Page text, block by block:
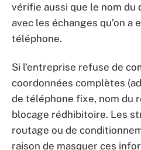
vérifie aussi que le nom
avec les échanges qu’on a
téléphone.
Si l’entreprise refuse de
coordonnées complètes
de téléphone fixe, nom du
blocage rédhibitoire. Les
routage ou de
raison de masquer ces